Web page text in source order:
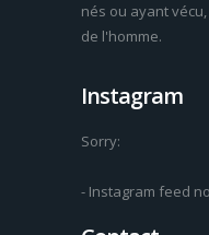
nés ou ayant
de l'homme.
Instagram
Sorry:
- Instagram feed